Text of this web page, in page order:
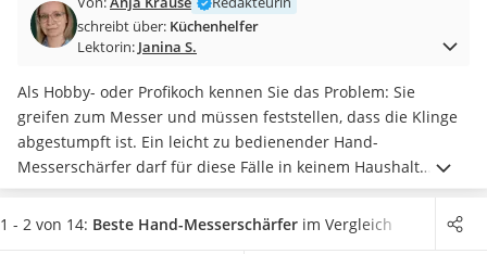
Spülmaschinentabs
Akku-Staubsauger
AEG-Waschmaschine
Saug-Wisch-Roboter
Handstaubsauger
Milchaufschäumer
Kondenstrockner
Reiskocher
schreibt über: Küchenhelfer
Lektorin: Janina S.
Als Hobby- oder Profikoch kennen Sie das Problem: Sie
greifen zum Messer und müssen feststellen, dass die Klinge
abgestumpft ist. Ein leicht zu bedienender Hand-
Messerschärfer darf für diese Fälle in keinem Haushalt
fehlen. Die manuellen Schleifgeräte sind nicht nur
unkompliziert nutzbar , sondern lassen sich, anders als
1 - 2 von 14: Beste Hand-Messerschärfer im Vergleich